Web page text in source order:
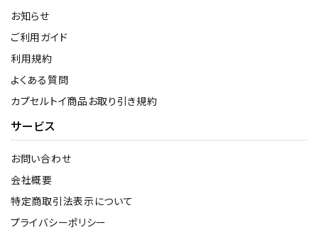
お知らせ
ご利用ガイド
利用規約
よくある質問
カプセルトイ商品お取り引き規約
サービス
お問い合わせ
会社概要
特定商取引法表示について
プライバシーポリシー